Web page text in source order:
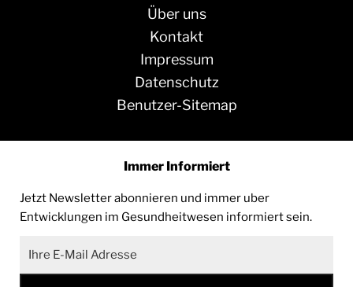
Über uns
Kontakt
Impressum
Datenschutz
Benutzer-Sitemap
Immer Informiert
Jetzt Newsletter abonnieren und immer uber
Entwicklungen im Gesundheitwesen informiert sein.